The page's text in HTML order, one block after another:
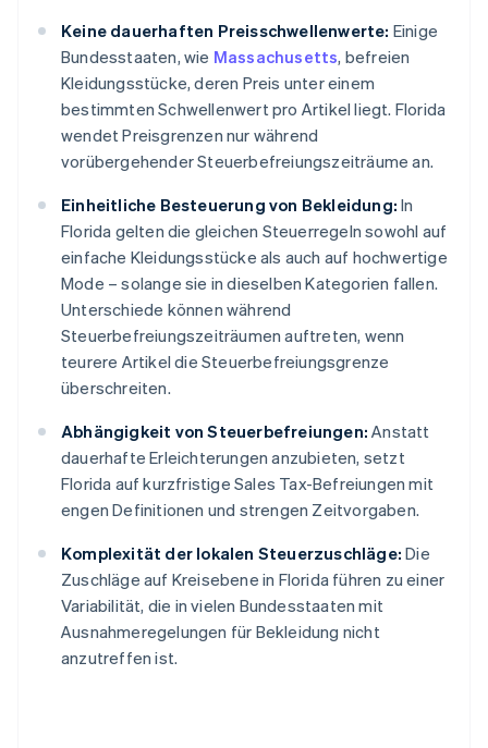
Keine dauerhaften Preisschwellenwerte: Einige
Bundesstaaten, wie Massachusetts, befreien
Kleidungsstücke, deren Preis unter einem
bestimmten Schwellenwert pro Artikel liegt. Florida
wendet Preisgrenzen nur während
vorübergehender Steuerbefreiungszeiträume an.
Einheitliche Besteuerung von Bekleidung: In
Florida gelten die gleichen Steuerregeln sowohl auf
einfache Kleidungsstücke als auch auf hochwertige
Mode – solange sie in dieselben Kategorien fallen.
Unterschiede können während
Steuerbefreiungszeiträumen auftreten, wenn
teurere Artikel die Steuerbefreiungsgrenze
überschreiten.
Abhängigkeit von Steuerbefreiungen: Anstatt
dauerhafte Erleichterungen anzubieten, setzt
Florida auf kurzfristige Sales Tax-Befreiungen mit
engen Definitionen und strengen Zeitvorgaben.
Komplexität der lokalen Steuerzuschläge: Die
Zuschläge auf Kreisebene in Florida führen zu einer
Variabilität, die in vielen Bundesstaaten mit
Ausnahmeregelungen für Bekleidung nicht
anzutreffen ist.